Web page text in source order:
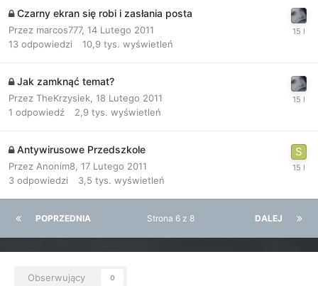
Czarny ekran się robi i zasłania posta
Przez marcos777, 14 Lutego 2011
13 odpowiedzi 10,9 tys. wyświetleń
Jak zamknąć temat?
Przez TheKrzysiek 18 Lutego 2011
1 odpowiedź 2,9 tys. wyświetleń
Antywirusowe Przedszkole
Przez Anonim8 17 Lutego 2011
3 odpowiedzi 3,5 tys. wyświetleń
POPRZEDNIA DALEJ
Strona 6 z 8
Obserwujący 0